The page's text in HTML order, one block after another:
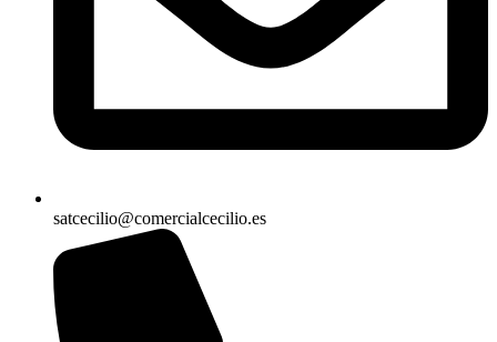
satcecilio@comercialcecilio.es